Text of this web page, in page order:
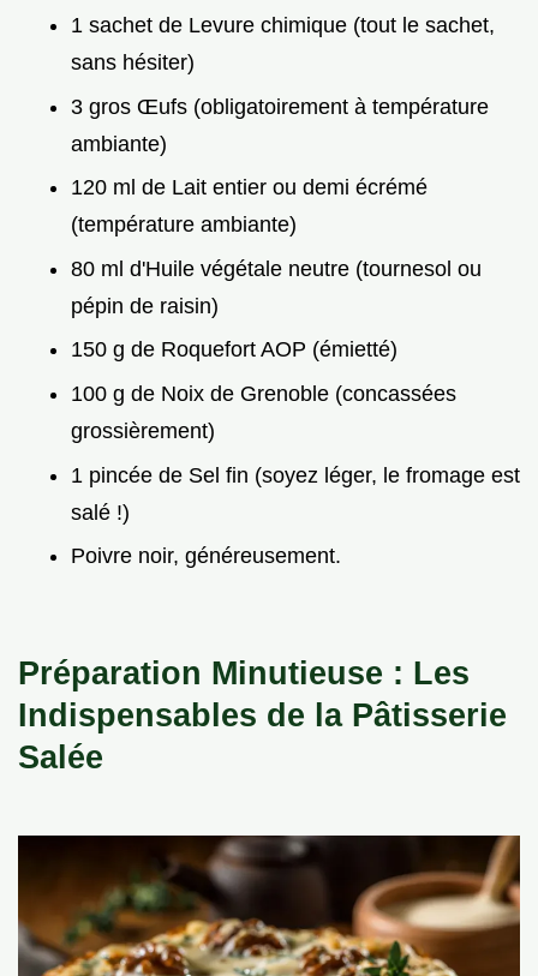
1 sachet de Levure chimique (tout le sachet,
sans hésiter)
3 gros Œufs (obligatoirement à température
ambiante)
120 ml de Lait entier ou demi écrémé
(température ambiante)
80 ml d'Huile végétale neutre (tournesol ou
pépin de raisin)
150 g de Roquefort AOP (émietté)
100 g de Noix de Grenoble (concassées
grossièrement)
1 pincée de Sel fin (soyez léger, le fromage est
salé !)
Poivre noir, généreusement.
Préparation Minutieuse : Les
Indispensables de la Pâtisserie
Salée